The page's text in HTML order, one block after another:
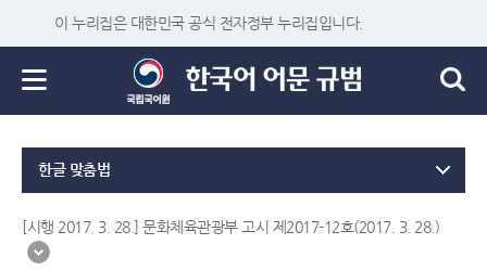
이 누리집은 대한민국 공식 전자정부 누리집입니다.
한글 맞춤법
[시행 2017. 3. 28.] 문화체육관광부 고시 제2017-12호(2017. 3. 28.)